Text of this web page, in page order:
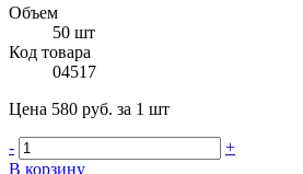
Объем
50 шт
Код товара
04517
Цена 580 руб. за 1 шт
-
+
В корзину